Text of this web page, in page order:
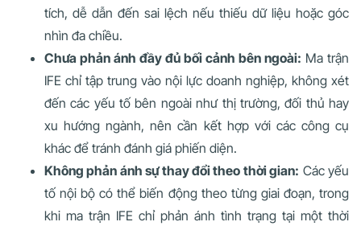
tích, dễ dẫn đến sai lệch nếu thiếu dữ liệu hoặc góc
nhìn đa chiều.
Chưa phản ánh đầy đủ bối cảnh bên ngoài: Ma trận
IFE chỉ tập trung vào nội lực doanh nghiệp, không xét
đến các yếu tố bên ngoài như thị trường, đối thủ hay
xu hướng ngành, nên cần kết hợp với các công cụ
khác để tránh đánh giá phiến diện.
Không phản ánh sự thay đổi theo thời gian: Các yếu
tố nội bộ có thể biến động theo từng giai đoạn, trong
khi ma trận IFE chỉ phản ánh tình trạng tại một thời